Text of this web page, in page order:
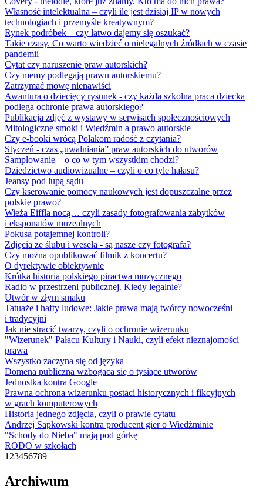
Własność intelektualna – czyli ile jest dzisiaj IP w nowych
technologiach i przemyśle kreatywnym?
Rynek podróbek – czy łatwo dajemy się oszukać?
Takie czasy. Co warto wiedzieć o nielegalnych źródłach w czasie
pandemii
Cytat czy naruszenie praw autorskich?
Czy memy podlegają prawu autorskiemu?
Zatrzymać mowę nienawiści
Awantura o dziecięcy rysunek - czy każda szkolna praca dziecka
podlega ochronie prawa autorskiego?
Publikacja zdjęć z wystawy w serwisach społecznościowych
Mitologiczne smoki i Wiedźmin a prawo autorskie
Czy e-booki wrócą Polakom radość z czytania?
Styczeń - czas „uwalniania” praw autorskich do utworów
Samplowanie – o co w tym wszystkim chodzi?
Dziedzictwo audiowizualne – czyli o co tyle hałasu?
Jeansy pod lupą sądu
Czy kserowanie pomocy naukowych jest dopuszczalne przez
polskie prawo?
Wieża Eiffla nocą… czyli zasady fotografowania zabytków
i eksponatów muzealnych
Pokusa potajemnej kontroli?
Zdjęcia ze ślubu i wesela - są nasze czy fotografa?
Czy można opublikować filmik z koncertu?
O dyrektywie obiektywnie
Krótka historia polskiego piractwa muzycznego
Radio w przestrzeni publicznej. Kiedy legalnie?
Utwór w złym smaku
Tatuaże i hafty ludowe: Jakie prawa mają twórcy nowocześni
i tradycyjni
Jak nie stracić twarzy, czyli o ochronie wizerunku
"Wizerunek" Pałacu Kultury i Nauki, czyli efekt nieznajomości
prawa
Wszystko zaczyna się od języka
Domena publiczna wzbogaca się o tysiące utworów
Jednostka kontra Google
Prawna ochrona wizerunku postaci historycznych i fikcyjnych
w grach komputerowych
Historia jednego zdjęcia, czyli o prawie cytatu
Andrzej Sapkowski kontra producent gier o Wiedźminie
"Schody do Nieba" mają pod górkę
RODO w szkołach
1 23456789
Archiwum